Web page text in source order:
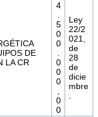
DE
LA CR
4
.
5
0
0
.
0
0
0
,
0
0
Ley
22/2
021,
de
28
de
dicie
mbre
.